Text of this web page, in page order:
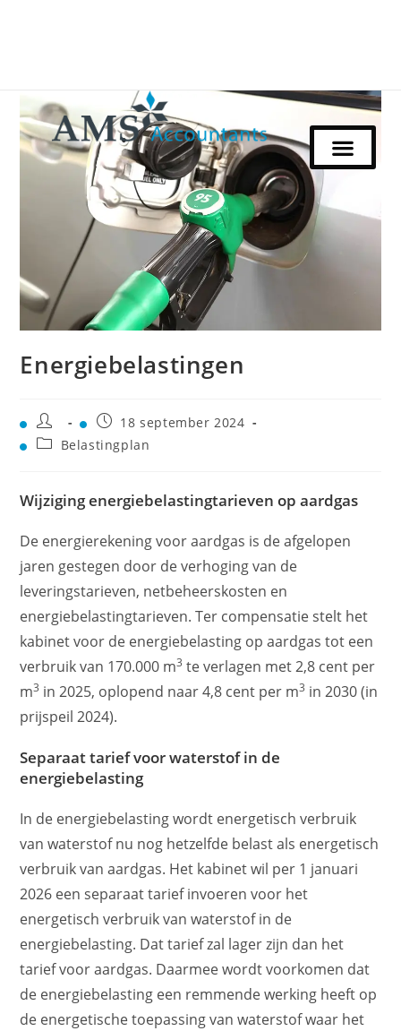
Energiebelastingen
18 september 2024
Belastingplan
Wijziging energiebelastingtarieven op aardgas
De energierekening voor aardgas is de afgelopen
jaren gestegen door de verhoging van de
leveringstarieven, netbeheerskosten en
energiebelastingtarieven. Ter compensatie stelt het
kabinet voor de energiebelasting op aardgas tot een
verbruik van 170.000 m3 te verlagen met 2,8 cent per
m3 in 2025, oplopend naar 4,8 cent per m3 in 2030 (in
prijspeil 2024).
Separaat tarief voor waterstof in de
energiebelasting
In de energiebelasting wordt energetisch verbruik
van waterstof nu nog hetzelfde belast als energetisch
verbruik van aardgas. Het kabinet wil per 1 januari
2026 een separaat tarief invoeren voor het
energetisch verbruik van waterstof in de
energiebelasting. Dat tarief zal lager zijn dan het
tarief voor aardgas. Daarmee wordt voorkomen dat
de energiebelasting een remmende werking heeft op
de energetische toepassing van waterstof waar het